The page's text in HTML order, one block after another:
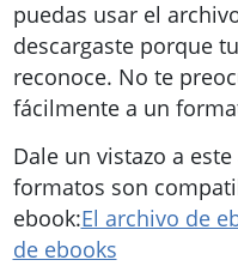
puedas usar el
descargaste porque
reconoce. No te
fácilmente a un
Dale un vistazo a
formatos son
ebook:El archivo de
de ebooks